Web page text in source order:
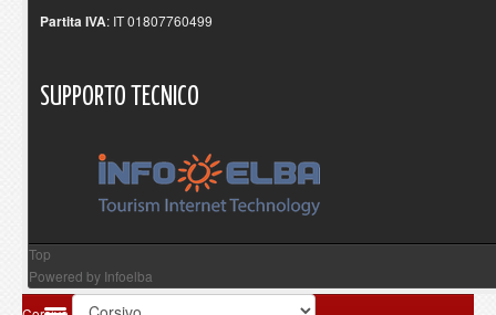
Partita IVA: IT 01807760499
SUPPORTO TECNICO
Top
Powered by Infoelba